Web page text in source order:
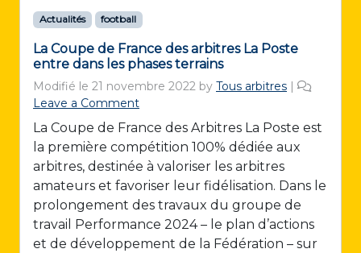
Actualités football
La Coupe de France des arbitres La Poste
entre dans les phases terrains
Modifié le 21 novembre 2022 by Tous arbitres
Leave a Comment
La Coupe de France des Arbitres La Poste est
la première compétition 100% dédiée aux
arbitres, destinée à valoriser les arbitres
amateurs et favoriser leur fidélisation. Dans le
prolongement des travaux du groupe de
travail Performance 2024 – le plan d’actions
et de développement de la Fédération – sur